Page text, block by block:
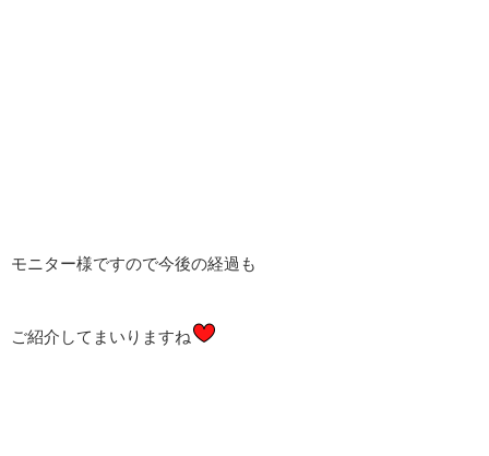
モニター様ですので今後の経過も
ご紹介してまいりますね